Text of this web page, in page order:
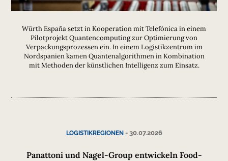
Würth España setzt in Kooperation mit Telefónica in einem
Pilotprojekt Quantencomputing zur Optimierung von
Verpackungsprozessen ein. In einem Logistikzentrum im
Nordspanien kamen Quantenalgorithmen in Kombination
mit Methoden der künstlichen Intelligenz zum Einsatz.
LOGISTIKREGIONEN- 30.07.2026
Panattoni und Nagel-Group entwickeln Food-